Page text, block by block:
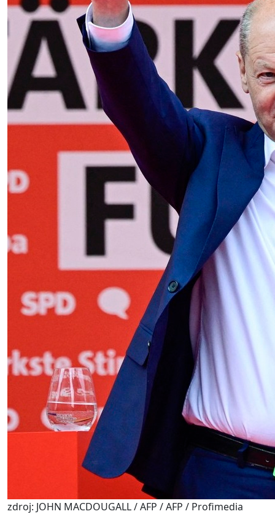
zdroj: JOHN MACDOUGALL / AFP / AFP / Profimedia